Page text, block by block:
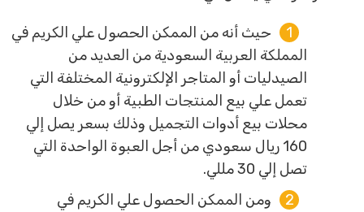
حيث أنه من الممكن الحصول علي الكريم في
المملكة العربية السعودية من العديد من
الصيدليات أو المتاجر الإلكترونية المختلفة التي
تعمل علي بيع المنتجات الطبية أو من خلال
محلات بيع أدوات التجميل وذلك بسعر يصل إلي
160 ريال سعودي من أجل العبوة الواحدة التي
تصل إلي 30 مللي.
ومن الممكن الحصول علي الكريم في